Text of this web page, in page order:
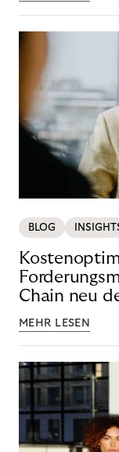
BLOG
Chain neu
MEHR LESEN